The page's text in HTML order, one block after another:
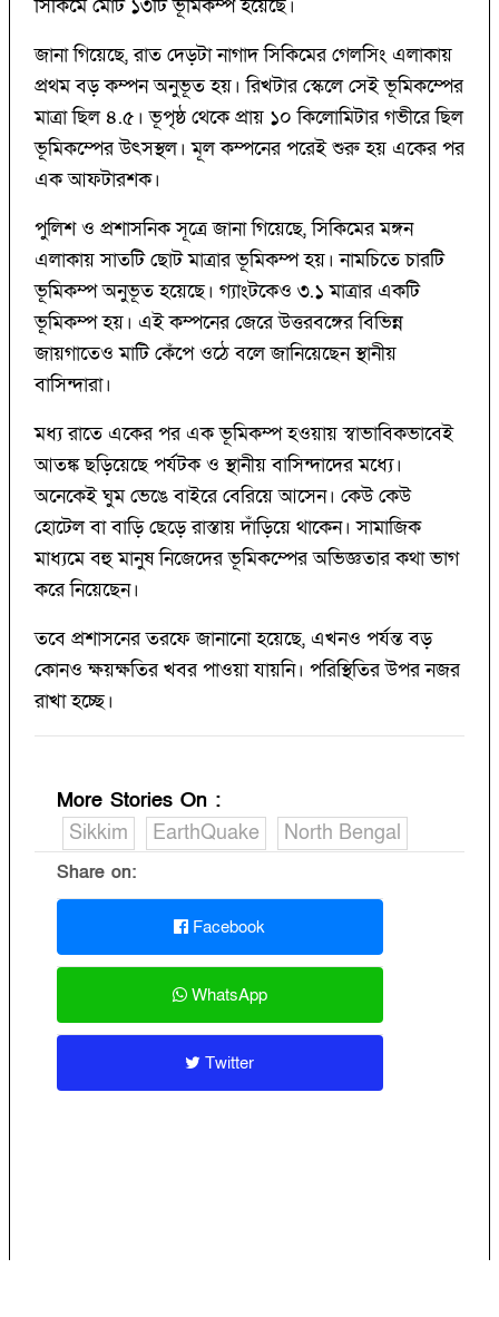
সিকিমে মোট ১৩টি ভূমিকম্প হয়েছে।
জানা গিয়েছে, রাত দেড়টা নাগাদ সিকিমের গেলসিং এলাকায়
প্রথম বড় কম্পন অনুভূত হয়। রিখটার স্কেলে সেই ভূমিকম্পের
মাত্রা ছিল ৪.৫। ভূপৃষ্ঠ থেকে প্রায় ১০ কিলোমিটার গভীরে ছিল
ভূমিকম্পের উৎসস্থল। মূল কম্পনের পরেই শুরু হয় একের পর
এক আফটারশক।
পুলিশ ও প্রশাসনিক সূত্রে জানা গিয়েছে, সিকিমের মঙ্গন
এলাকায় সাতটি ছোট মাত্রার ভূমিকম্প হয়। নামচিতে চারটি
ভূমিকম্প অনুভূত হয়েছে। গ্যাংটকেও ৩.১ মাত্রার একটি
ভূমিকম্প হয়। এই কম্পনের জেরে উত্তরবঙ্গের বিভিন্ন
জায়গাতেও মাটি কেঁপে ওঠে বলে জানিয়েছেন স্থানীয়
বাসিন্দারা।
মধ্য রাতে একের পর এক ভূমিকম্প হওয়ায় স্বাভাবিকভাবেই
আতঙ্ক ছড়িয়েছে পর্যটক ও স্থানীয় বাসিন্দাদের মধ্যে।
অনেকেই ঘুম ভেঙে বাইরে বেরিয়ে আসেন। কেউ কেউ
হোটেল বা বাড়ি ছেড়ে রাস্তায় দাঁড়িয়ে থাকেন। সামাজিক
মাধ্যমে বহু মানুষ নিজেদের ভূমিকম্পের অভিজ্ঞতার কথা ভাগ
করে নিয়েছেন।
তবে প্রশাসনের তরফে জানানো হয়েছে, এখনও পর্যন্ত বড়
কোনও ক্ষয়ক্ষতির খবর পাওয়া যায়নি। পরিস্থিতির উপর নজর
রাখা হচ্ছে।
More Stories On :
Sikkim
EarthQuake North Bengal
Share on:
Facebook
WhatsApp
Twitter